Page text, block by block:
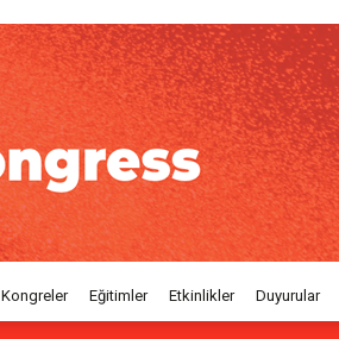
Kongreler Eğitimler Etkinlikler Duyurular